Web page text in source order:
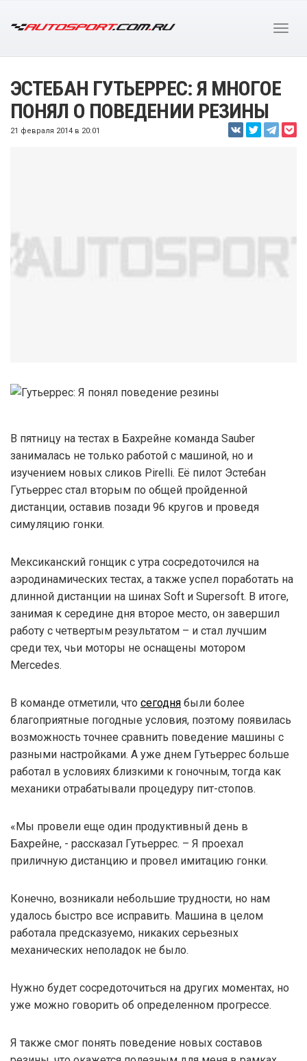
ЭСТЕБАН ГУТЬЕРРЕС: Я МНОГОЕ
ПОНЯЛ О ПОВЕДЕНИИ РЕЗИНЫ
21 февраля 2014 в 20:01
В пятницу на тестах в Бахрейне команда Sauber
занималась не только работой с машиной, но и
изучением новых сликов Pirelli. Её пилот Эстебан
Гутьеррес стал вторым по общей пройденной
дистанции, оставив позади 96 кругов и проведя
симуляцию гонки.
Мексиканский гонщик с утра сосредоточился на
аэродинамических тестах, а также успел поработать на
длинной дистанции на шинах Soft и Supersoft. В итоге,
занимая к середине дня второе место, он завершил
работу с четвертым результатом – и стал лучшим
среди тех, чьи моторы не оснащены мотором
Mercedes.
В команде отметили, что сегодня были более
благоприятные погодные условия, поэтому появилась
возможность точнее сравнить поведение машины с
разными настройками. А уже днем Гутьеррес больше
работал в условиях близкими к гоночным, тогда как
механики отрабатывали процедуру пит-стопов.
«Мы провели еще один продуктивный день в
Бахрейне, - рассказал Гутьеррес. – Я проехал
приличную дистанцию и провел имитацию гонки.
Конечно, возникали небольшие трудности, но нам
удалось быстро все исправить. Машина в целом
работала предсказуемо, никаких серьезных
механических неполадок не было.
Нужно будет сосредоточиться на других моментах, но
уже можно говорить об определенном прогрессе.
Я также смог понять поведение новых составов